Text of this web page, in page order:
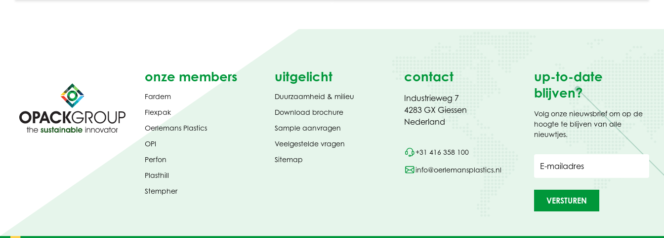
onze members
Fardem
Flexpak
Oerlemans Plastics
OPI
Perfon
Plasthill
Stempher
uitgelicht
Duurzaamheid & milieu
Download brochure(opent
Sample aanvragen
Veelgestelde vragen
Sitemap
contact
Industrieweg 7
4283 GX Giessen
Nederland
+31 416 358 100
info@oerlemansplastics.nl
up-to-date
blijven?
Volg onze nieuwsbrief om op de
hoogte te blijven van alle
nieuwtjes.
E-mailadres
VERSTUREN